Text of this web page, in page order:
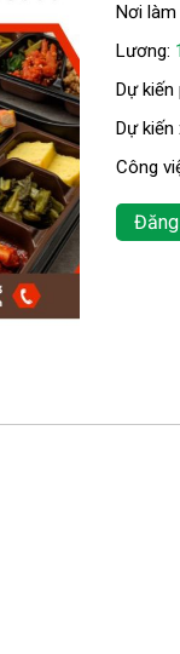
Nơi
Lương:
Dự kiến
Dự
Công